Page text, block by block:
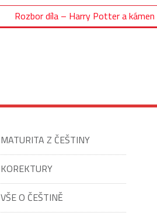
Rozbor díla – Harry Potter a kámen
MATURITA Z ČEŠTINY
KOREKTURY
VŠE O ČEŠTINĚ